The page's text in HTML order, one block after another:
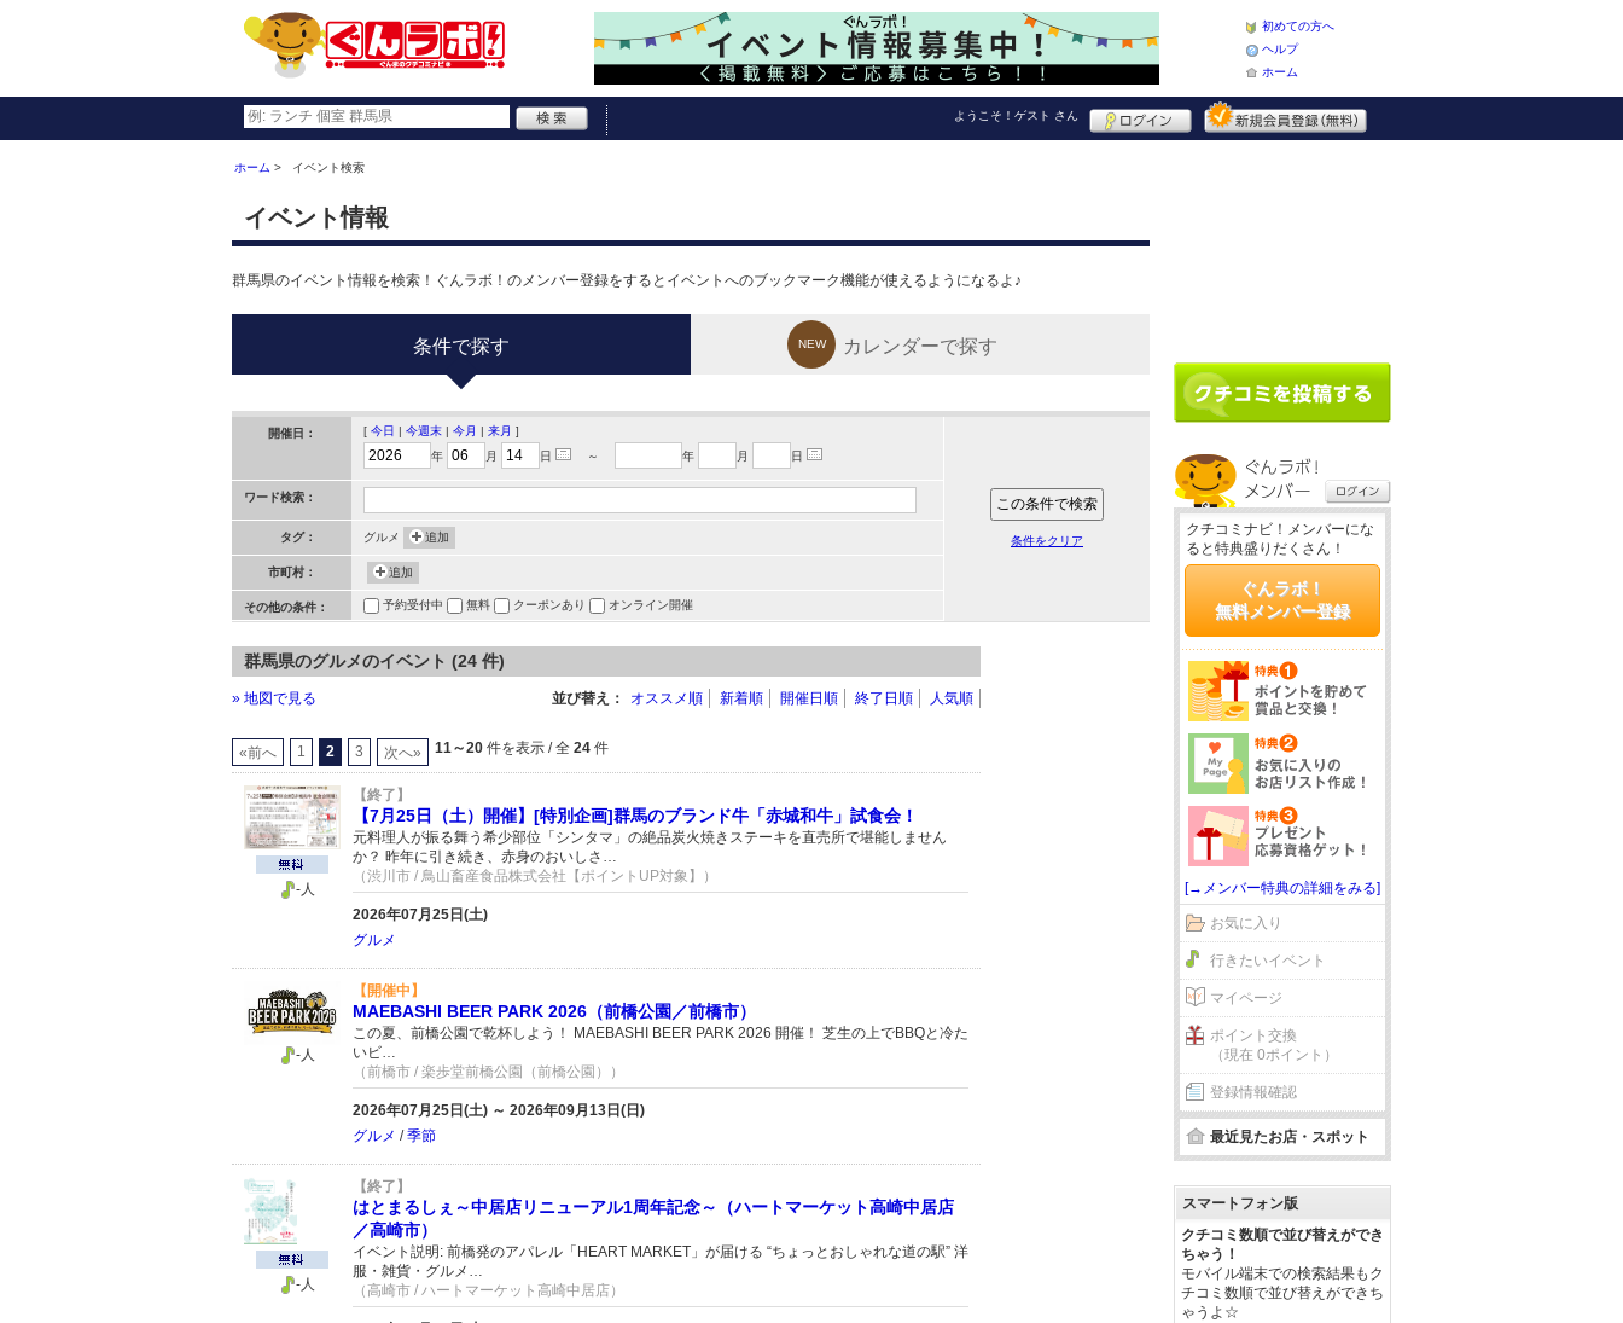
初めての方へ
ヘルプ
ホーム
ようこそ！ ゲスト さん
ホーム イベント検索
イベント情報
群馬県のイベント情報を検索！ぐんラボ！のメンバー登録をするとイベントへのブックマーク機能が使えるようになるよ♪
条件で探す NEW カレンダーで探す
開催日： [ 今日 | 今週末 | 今月 | 来月 ]
年
月 日 ～ 年 月 日
ワード検索：
タグ： グルメ 追加
市町村： 追加
その他の条件： 予約受付中 無料 クーポンあり オンライン開催
条件をクリア
群馬県のグルメのイベント (24 件)
» 地図で見る 並び替え： オススメ順 新着順 開催日順 終了日順 人気順
«前へ 1 2 3 次へ» 11～20 件を表示 / 全 24 件
【終了】
【7月25日（土）開催】[特別企画]群馬のブランド牛「赤城和牛」試食会！
元料理人が振る舞う希少部位「シンタマ」の絶品炭火焼きステーキを直売所で堪能しません
か？ 昨年に引き続き、赤身のおいしさ…
（渋川市 / 鳥山畜産食品株式会社【ポイントUP対象】）
2026年07月25日(土)
グルメ
-人
【開催中】
MAEBASHI BEER PARK 2026（前橋公園／前橋市）
この夏、前橋公園で乾杯しよう！ MAEBASHI BEER PARK 2026 開催！ 芝生の上でBBQと冷た
いビ…
（前橋市 / 楽歩堂前橋公園（前橋公園））
2026年07月25日(土) ～ 2026年09月13日(日)
グルメ /季節
-人
【終了】
はとまるしぇ～中居店リニューアル1周年記念～（ハートマーケット高崎中居店
／高崎市）
イベント説明: 前橋発のアパレル「HEART MARKET」が届ける “ちょっとおしゃれな道の駅” 洋
服・雑貨・グルメ…
（高崎市 / ハートマーケット高崎中居店）
-人
クチコミナビ！メンバーにな
ると特典盛りだくさん！
ぐんラボ！
無料メンバー登録
[→メンバー特典の詳細をみる]
お気に入り
行きたいイベント
マイページ
ポイント交換
（現在 0ポイント）
登録情報確認
最近見たお店・スポット
スマートフォン版
クチコミ数順で並び替えができ
ちゃう！
モバイル端末での検索結果もク
チコミ数順で並び替えができち
ゃうよ☆